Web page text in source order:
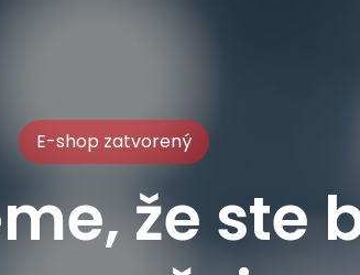
E-shop zatvorený
že ste